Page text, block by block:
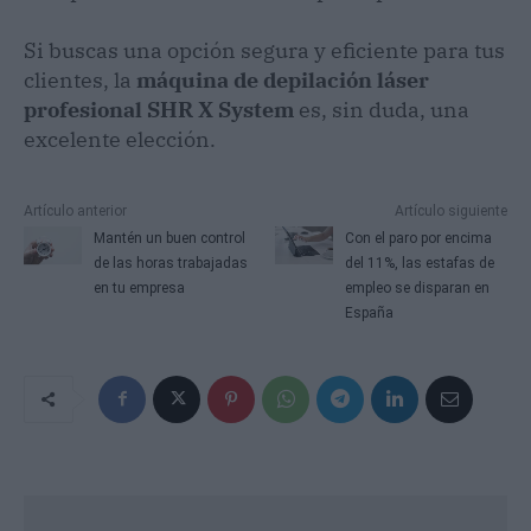
Si buscas una opción segura y eficiente para tus
clientes, la máquina de depilación láser
profesional SHR X System es, sin duda, una
excelente elección.
Artículo anterior
Mantén un buen control
de las horas trabajadas
en tu empresa
Artículo siguiente
Con el paro por encima
del 11%, las estafas de
empleo se disparan en
España